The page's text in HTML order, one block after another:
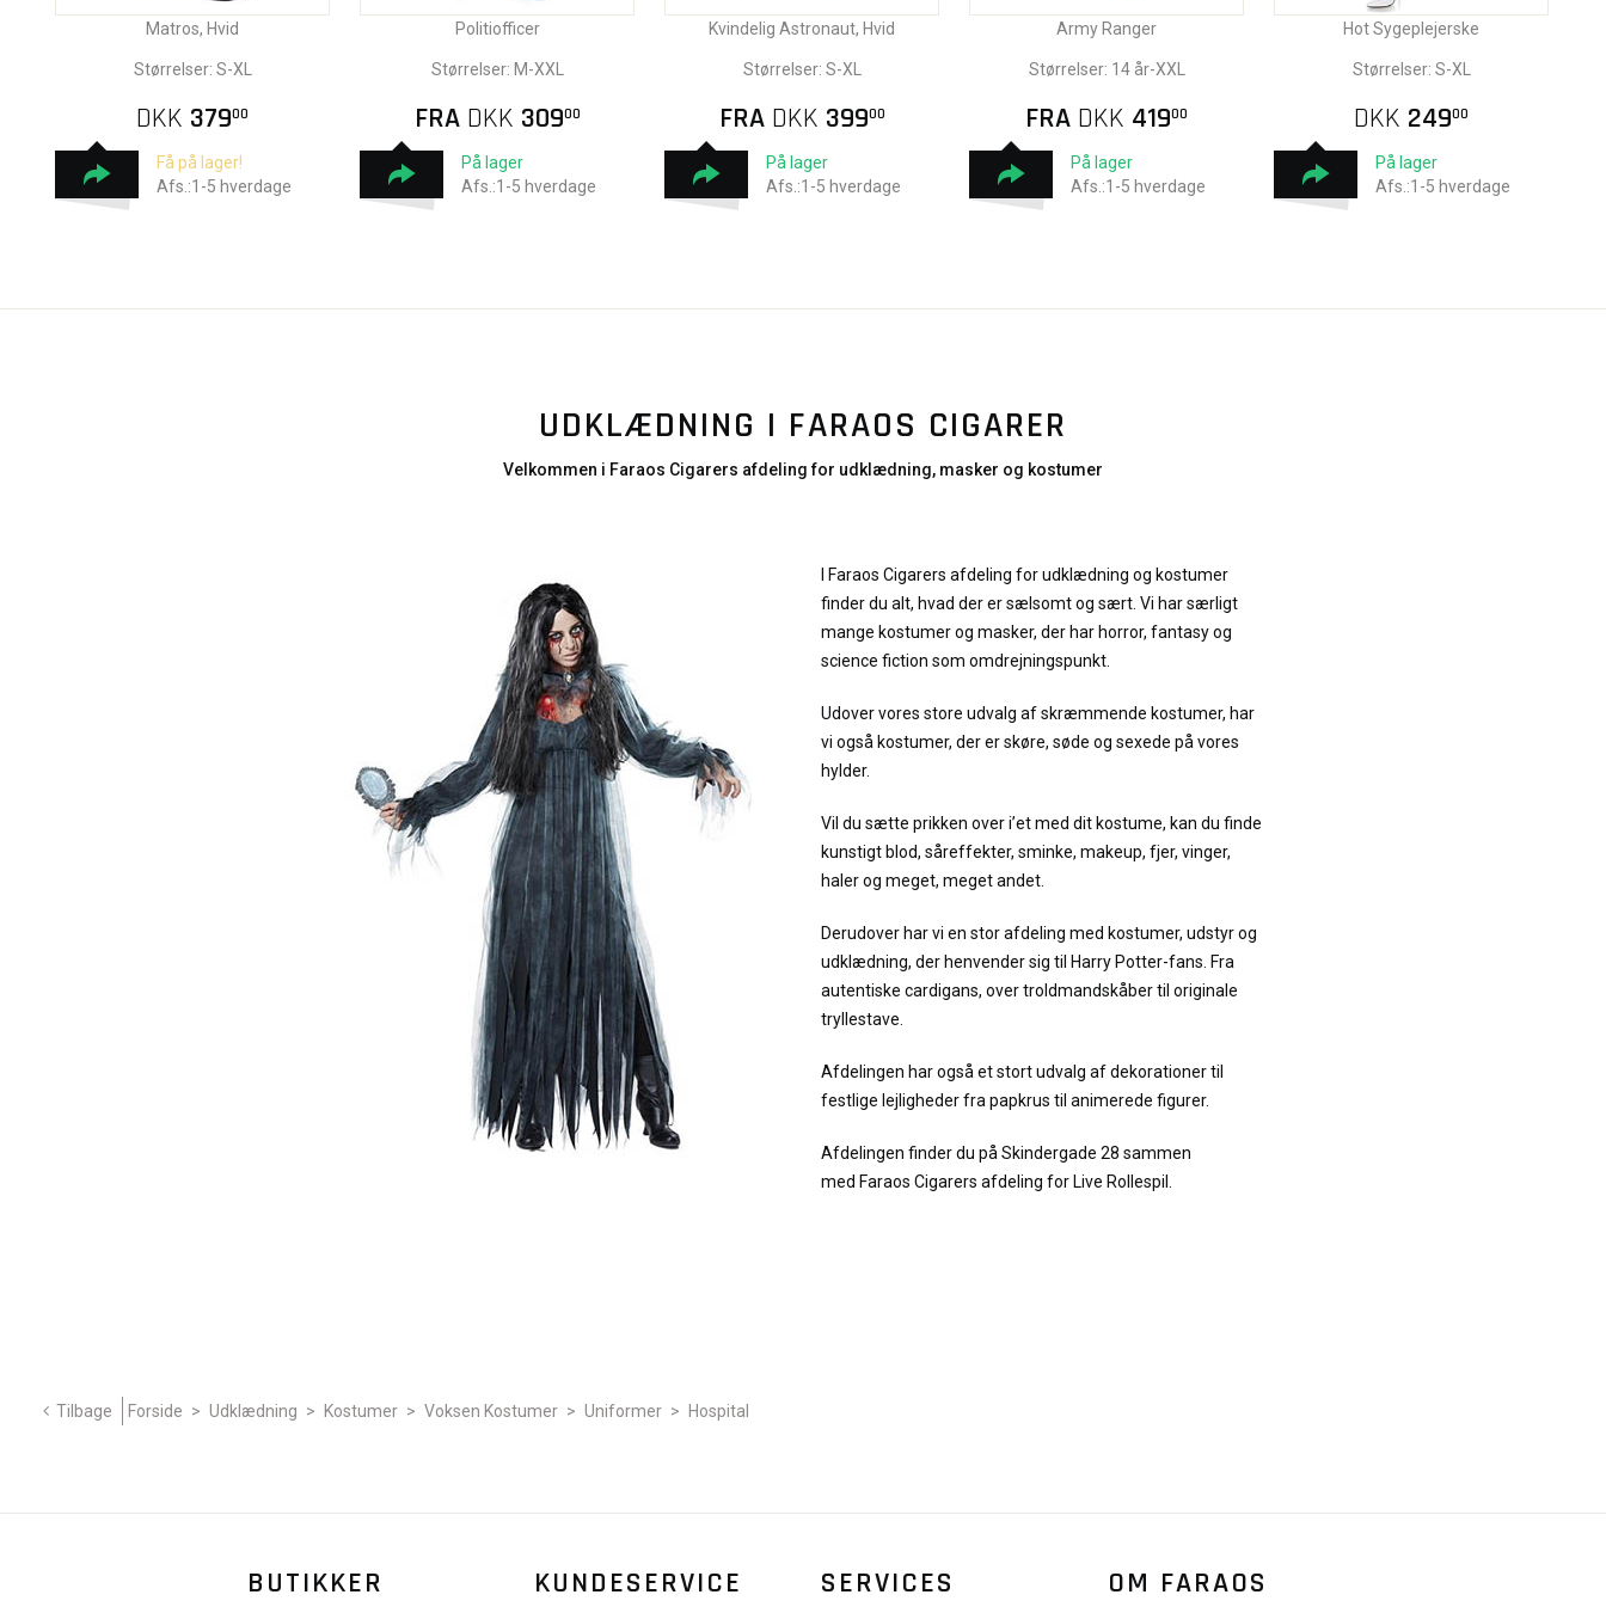
Matros, Hvid
Størrelser: S-XL
DKK 37900
Få på lager!
Afs.:1-5 hverdage
Politiofficer
Størrelser: M-XXL
FRA DKK 30900
På lager
Afs.:1-5 hverdage
Kvindelig Astronaut, Hvid
Størrelser: S-XL
FRA DKK 39900
På lager
Afs.:1-5 hverdage
Army Ranger
Størrelser: 14 år-XXL
FRA DKK 41900
På lager
Afs.:1-5 hverdage
Hot Sygeplejerske
Størrelser: S-XL
DKK 24900
På lager
Afs.:1-5 hverdage
UDKLÆDNING I FARAOS CIGARER
Velkommen i Faraos Cigarers afdeling for udklædning, masker og kostumer
I Faraos Cigarers afdeling for udklædning og kostumer
finder du alt, hvad der er sælsomt og sært. Vi har særligt
mange kostumer og masker, der har horror, fantasy og
science fiction som omdrejningspunkt.
Udover vores store udvalg af skræmmende kostumer, har
vi også kostumer, der er skøre, søde og sexede på vores
hylder.
Vil du sætte prikken over i’et med dit kostume, kan du finde
kunstigt blod, såreffekter, sminke, makeup, fjer, vinger,
haler og meget, meget andet.
Derudover har vi en stor afdeling med kostumer, udstyr og
udklædning, der henvender sig til Harry Potter-fans. Fra
autentiske cardigans, over troldmandskåber til originale
tryllestave.
Afdelingen har også et stort udvalg af dekorationer til
festlige lejligheder fra papkrus til animerede figurer.
Afdelingen finder du på Skindergade 28 sammen
med Faraos Cigarers afdeling for Live Rollespil.
Tilbage Forside > Udklædning > Kostumer > Voksen Kostumer > Uniformer > Hospital
BUTIKKER KUNDESERVICE SERVICES OM FARAOS